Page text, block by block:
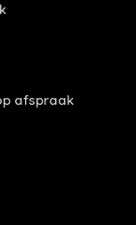
afspraak